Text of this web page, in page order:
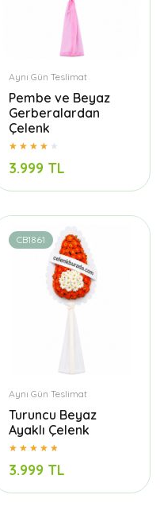
Aynı Gün Teslimat
Pembe ve Beyaz
Gerberalardan
Çelenk
3.999 TL
CB1861
Aynı Gün Teslimat
Turuncu Beyaz
Ayaklı Çelenk
3.999 TL